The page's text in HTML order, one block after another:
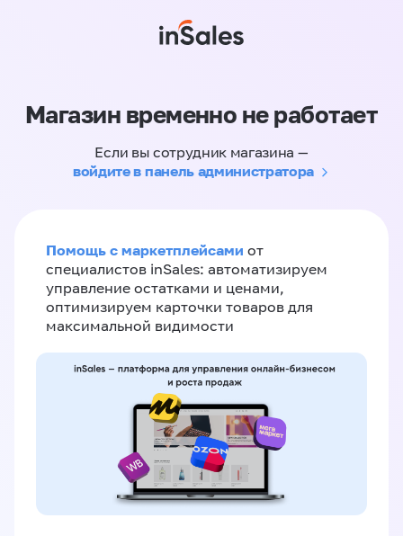
Магазин временно не работает
Если вы сотрудник магазина —
войдите в панель администратора
Помощь с маркетплейсами от
специалистов inSales: автоматизируем
управление остатками и ценами,
оптимизируем карточки товаров для
максимальной видимости